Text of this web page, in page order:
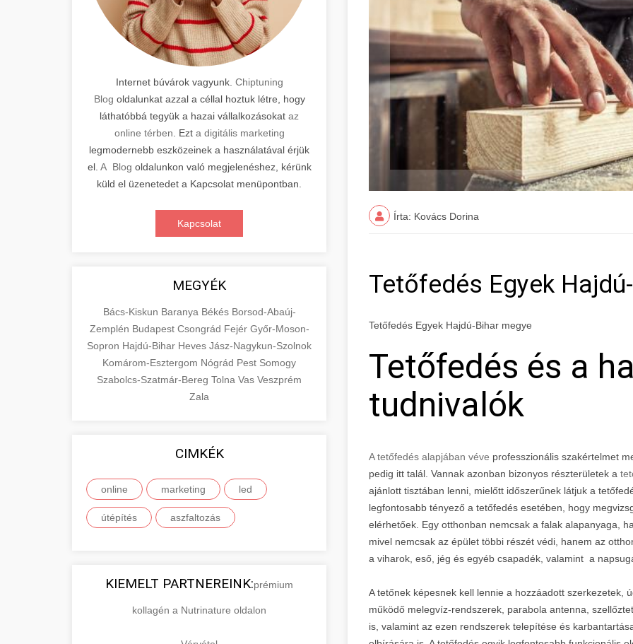
Internet búvárok vagyunk. Chiptuning
Blog oldalunkat azzal a céllal hoztuk létre, hogy
láthatóbbá tegyük a hazai vállalkozásokat az
online térben . Ezt a digitális marketing
legmodernebb eszközeinek a használatával érjük
el. A Blog oldalunkon való megjelenéshez, kérünk
küld el üzenetedet a Kapcsolat menüpontban.
Kapcsolat
MEGYÉK
Bács-Kiskun Baranya Békés Borsod-Abaúj-
Zemplén Budapest Csongrád Fejér Győr-Moson-
Sopron Hajdú-Bihar Heves Jász-Nagykun-Szolnok
Komárom-Esztergom Nógrád Pest Somogy
Szabolcs-Szatmár-Bereg Tolna Vas Veszprém
Zala
CIMKÉK
online marketing led
útépítés aszfaltozás
KIEMELT PARTNEREINK:prémium
kollagén a Nutrinature oldalon
Írta: Kovács Dorina
Tetőfedés Egyek
Tetőfedés Egyek Hajdú-Bihar megye
Tetőfedés és a
tudnivalók
A tetőfedés alapjában véve professzionális szakértelmet
pedig itt talál. Vannak azonban bizonyos részterületek a
ajánlott tisztában lenni, mielőtt időszerűnek látjuk a
legfontosabb tényező a tetőfedés esetében, hogy
elérhetőek. Egy otthonban nemcsak a falak alapanyaga,
mivel nemcsak az épület többi részét védi, hanem az
a viharok, eső, jég és egyéb csapadék, valamint a
A tetőnek képesnek kell lennie a hozzáadott szerkezetek,
működő melegvíz-rendszerek, parabola antenna,
is, valamint az ezen rendszerek telepítése és